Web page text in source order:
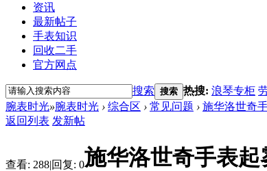
资讯
最新帖子
手表知识
回收二手
官方网点
搜索 搜索 热搜: 浪琴专柜
腕表时光»腕表时光 › 综合区 › 常见问题 › 施华洛世奇
返回列表 发新帖
查看: 288|回复: 0施华洛世奇手表起